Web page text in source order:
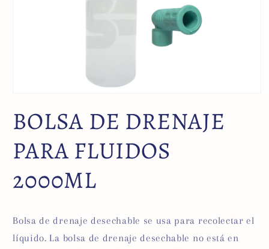
BOLSA DE DRENAJE
PARA FLUIDOS
2000ML
Bolsa de drenaje desechable se usa para recolectar el
líquido. La bolsa de drenaje desechable no está en